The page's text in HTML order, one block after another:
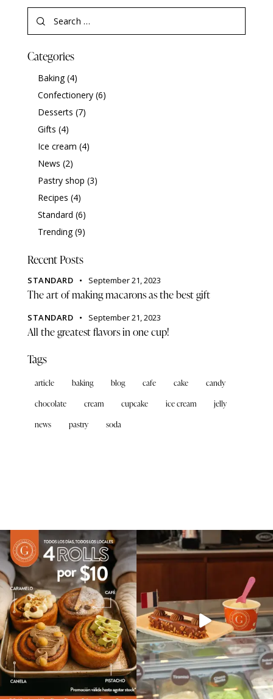
Categories
Baking(4)
Confectionery(6)
Desserts (7)
Gifts (4)
Ice cream (4)
News (2)
Pastry shop (3)
Recipes (4)
Standard (6)
Trending(9)
Recent Posts
STANDARD September 21, 2023
The art of making macarons as the best gift
STANDARD September 21, 2023
All the greatest flavors in one cup!
Tags
article baking blog cafe cake
candy
chocolate
cream cupcake ice cream
jelly
news
pastry soda